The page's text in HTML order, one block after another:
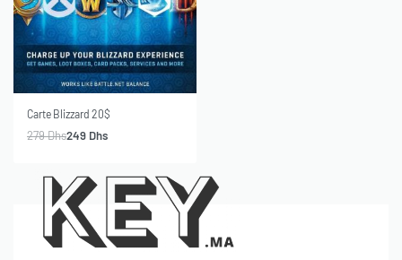
Carte Blizzard 20$
279Dhs249 Dhs